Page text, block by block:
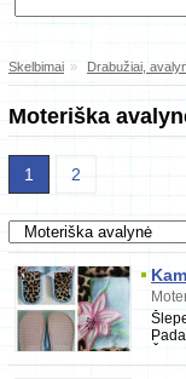
Skelbimai » Drabužiai,
Moteriška
1 2